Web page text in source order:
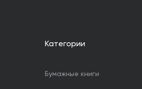
Категории
Бумажные книги